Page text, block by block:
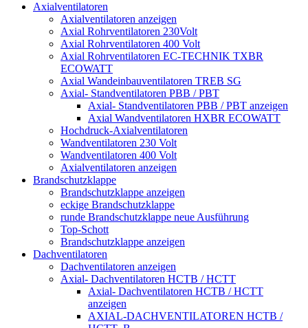
Axialventilatoren
Axialventilatoren anzeigen
Axial Rohrventilatoren 230Volt
Axial Rohrventilatoren 400 Volt
Axial Rohrventilatoren EC-TECHNIK TXBR
ECOWATT
Axial Wandeinbauventilatoren TREB SG
Axial- Standventilatoren PBB / PBT
Axial- Standventilatoren PBB / PBT anzeigen
Axial Wandventilatoren HXBR ECOWATT
Hochdruck-Axialventilatoren
Wandventilatoren 230 Volt
Wandventilatoren 400 Volt
Axialventilatoren anzeigen
Brandschutzklappe
Brandschutzklappe anzeigen
eckige Brandschutzklappe
runde Brandschutzklappe neue Ausführung
Top-Schott
Brandschutzklappe anzeigen
Dachventilatoren
Dachventilatoren anzeigen
Axial- Dachventilatoren HCTB / HCTT
Axial- Dachventilatoren HCTB / HCTT
anzeigen
AXIAL-DACHVENTILATOREN HCTB /